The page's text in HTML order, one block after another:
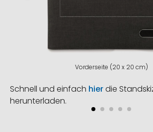
Vorderseite (20 x 20 cm)
Schnell und einfach hierdie
herunterladen.